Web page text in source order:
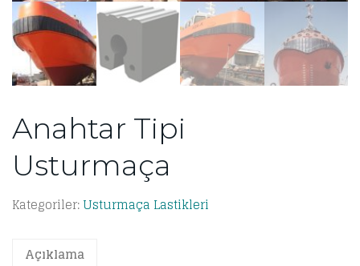
Anahtar Tipi
Usturmaça
Kategoriler:Usturmaça Lastikleri
Açıklama